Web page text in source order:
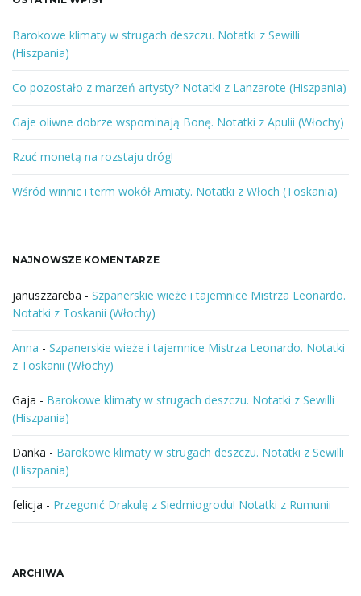
e
s
ł
o
w
o
l
u
b
f
r
a
Barokowe klimaty w strugach deszczu. Notatki z Sewilli
(Hiszpania)
Co pozostało z marzeń artysty? Notatki z Lanzarote (Hiszpania)
Gaje oliwne dobrze wspominają Bonę. Notatki z Apulii (Włochy)
Rzuć monetą na rozstaju dróg!
Wśród winnic i term wokół Amiaty. Notatki z Włoch (Toskania)
NAJNOWSZE KOMENTARZE
januszzareba - Szpanerskie wieże i tajemnice Mistrza Leonardo.
Notatki z Toskanii (Włochy)
Anna - Szpanerskie wieże i tajemnice Mistrza Leonardo. Notatki
z Toskanii (Włochy)
Gaja - Barokowe klimaty w strugach deszczu. Notatki z Sewilli
(Hiszpania)
Danka - Barokowe klimaty w strugach deszczu. Notatki z Sewilli
(Hiszpania)
felicja - Przegonić Drakulę z Siedmiogrodu! Notatki z Rumunii
ARCHIWA